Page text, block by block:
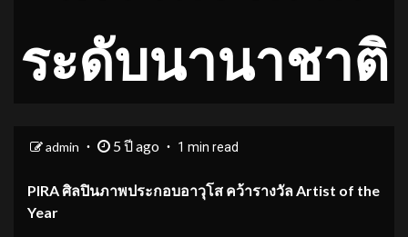
ระดับนานาชาติ
admin 5 ปี ago 1 min read
PIRA ศิลปินภาพประกอบอาวุโส คว้ารางวัล Artist of the
Year